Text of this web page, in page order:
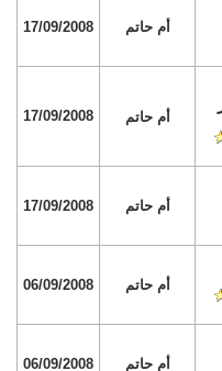
أم حاتم 17/09/2008
أم حاتم 17/09/2008
أم حاتم 17/09/2008
أم حاتم 06/09/2008
أم حاتم 06/09/2008